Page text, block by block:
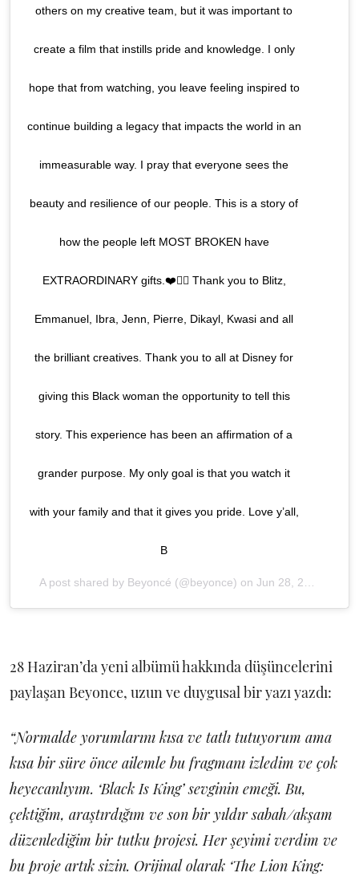
others on my creative team, but it was important to
create a film that instills pride and knowledge. I only
hope that from watching, you leave feeling inspired to
continue building a legacy that impacts the world in an
immeasurable way. I pray that everyone sees the
beauty and resilience of our people. This is a story of
how the people left MOST BROKEN have
EXTRAORDINARY gifts.❤️✊🏾 Thank you to Blitz,
Emmanuel, Ibra, Jenn, Pierre, Dikayl, Kwasi and all
the brilliant creatives. Thank you to all at Disney for
giving this Black woman the opportunity to tell this
story. This experience has been an affirmation of a
grander purpose. My only goal is that you watch it
with your family and that it gives you pride. Love y’all,
B
A post shared by Beyoncé (@beyonce) on Jun 28, 2020 at 8:06pm PDT
28 Haziran’da yeni albümü hakkında düşüncelerini
paylaşan Beyonce, uzun ve duygusal bir yazı yazdı:
“Normalde yorumlarını kısa ve tatlı tutuyorum ama
kısa bir süre önce ailemle bu fragmanı izledim ve çok
heyecanlıyım. ‘Black Is King’ sevginin emeği. Bu,
çektiğim, araştırdığım ve son bir yıldır sabah/akşam
düzenlediğim bir tutku projesi. Her şeyimi verdim ve
bu proje artık sizin. Orijinal olarak ‘The Lion King: